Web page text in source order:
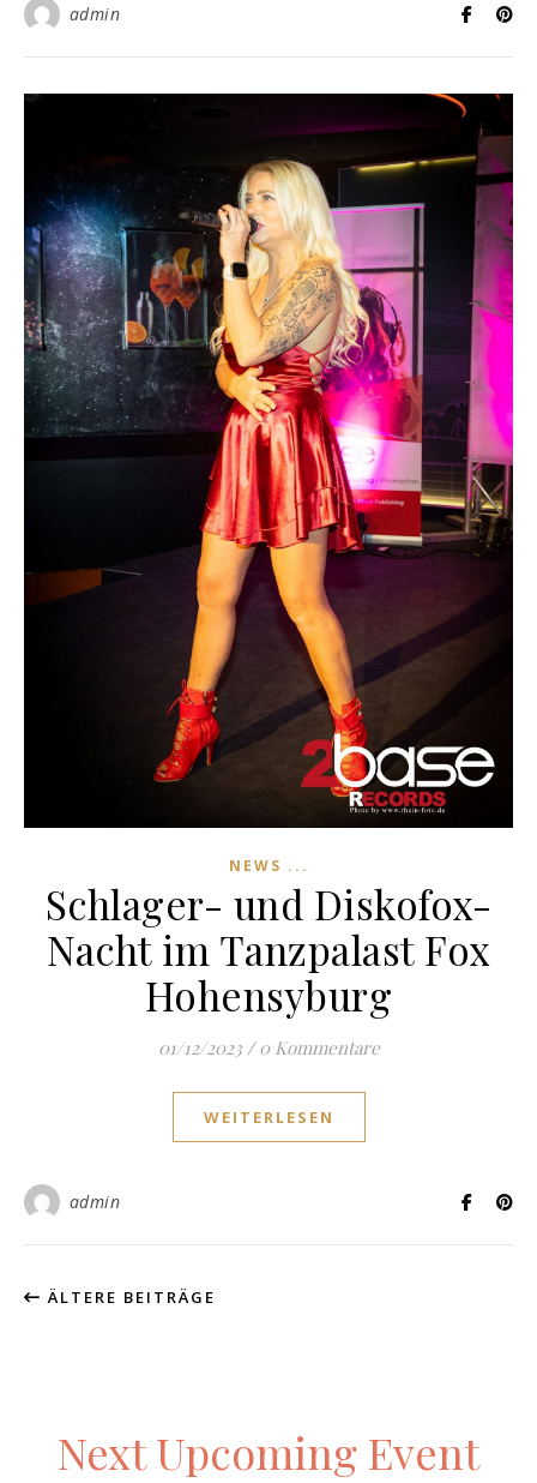
admin
NEWS ...
Schlager- und Diskofox-
Nacht im Tanzpalast Fox
Hohensyburg
01/12/2023 / 0 Kommentare
WEITERLESEN
admin
ÄLTERE BEITRÄGE
Next Upcoming Event